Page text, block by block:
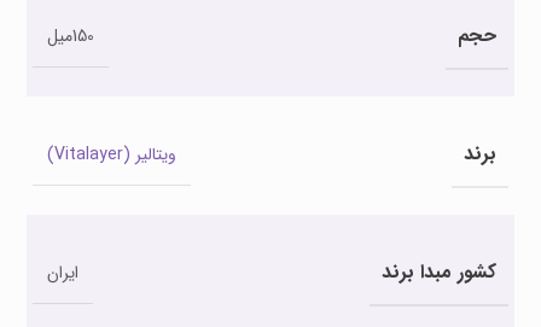
حجم 150میل
برند ویتالیر (Vitalayer)
کشور مبدا برند ایران